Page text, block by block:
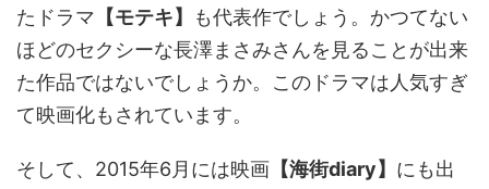
たドラマ 【モテキ】
も代表作でしょう。かつてない
ほどのセクシーな長澤まさみさんを見ることが出来
た作品ではないでしょうか。このドラマは人気すぎ
て映画化もされています。
そして、2015年6月には映画 【海街diary】 にも出